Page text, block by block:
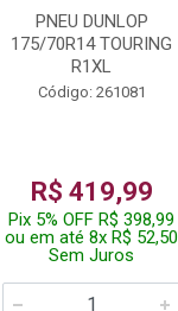
PNEU DUNLOP
175/70R14 TOURING
R1XL
Código: 261081
R$ 419,99
Pix 5% OFF R$ 398,99
ou em até 8x R$ 52,50
Sem Juros